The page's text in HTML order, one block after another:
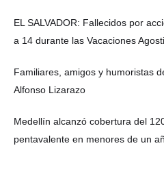
EL SALVADOR: Fallecidos por
a 14 durante las Vacaciones
Familiares, amigos y humoristas
Alfonso Lizarazo
Medellín alcanzó cobertura del
pentavalente en menores de un